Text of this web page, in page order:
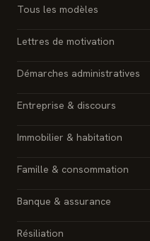
Tous les modèles
Lettres de motivation
Démarches administratives
Entreprise & discours
Immobilier & habitation
Famille & consommation
Banque & assurance
Résiliation